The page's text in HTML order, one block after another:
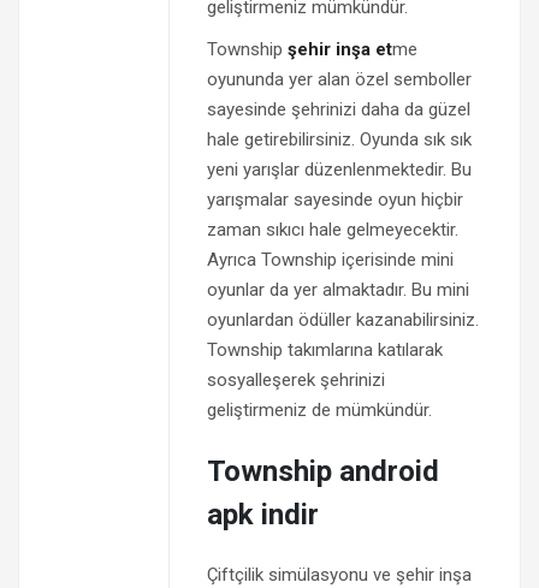
geliştirmeniz mümkündür.
Township şehir inşa etme
oyununda yer alan özel semboller
sayesinde şehrinizi daha da güzel
hale getirebilirsiniz. Oyunda sık sık
yeni yarışlar düzenlenmektedir. Bu
yarışmalar sayesinde oyun hiçbir
zaman sıkıcı hale gelmeyecektir.
Ayrıca Township içerisinde mini
oyunlar da yer almaktadır. Bu mini
oyunlardan ödüller kazanabilirsiniz.
Township takımlarına katılarak
sosyalleşerek şehrinizi
geliştirmeniz de mümkündür.
Township android
apk indir
Çiftçilik simülasyonu ve şehir inşa